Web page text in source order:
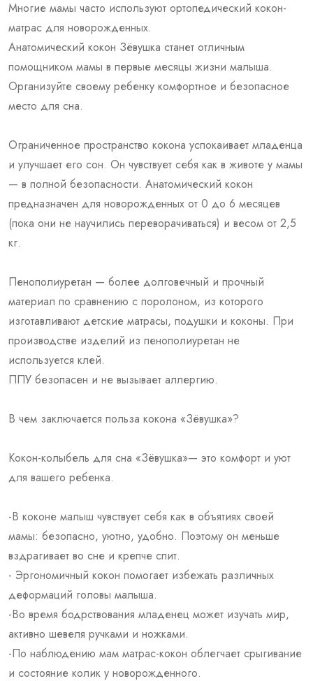
Многие мамы часто используют ортопедический кокон-
матрас для новорожденных.
Анатомический кокон Зёвушка станет отличным
помощником мамы в первые месяцы жизни малыша.
Организуйте своему ребенку комфортное и безопасное
место для сна.
Ограниченное пространство кокона успокаивает младенца
и улучшает его сон. Он чувствует себя как в животе у мамы
— в полной безопасности. Анатомический кокон
предназначен для новорожденных от 0 до 6 месяцев
(пока они не научились переворачиваться) и весом от 2,5
кг.
Пенополиуретан — более долговечный и прочный
материал по сравнению с поролоном, из которого
изготавливают детские матрасы, подушки и коконы. При
производстве изделий из пенополиуретан не
используется клей.
ППУ безопасен и не вызывает аллергию.
В чем заключается польза кокона «Зёвушка»?
Кокон-колыбель для сна «Зёвушка»— это комфорт и уют
для вашего ребенка.
-В коконе малыш чувствует себя как в объятиях своей
мамы: безопасно, уютно, удобно. Поэтому он меньше
вздрагивает во сне и крепче спит.
- Эргономичный кокон помогает избежать различных
деформаций головы малыша.
-Во время бодрствования младенец может изучать мир,
активно шевеля ручками и ножками.
-По наблюдению мам матрас-кокон облегчает срыгивание
и состояние колик у новорожденного.